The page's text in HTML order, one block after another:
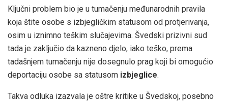
Ključni problem bio je u tumačenju međunarodnih pravila
koja štite osobe s izbjegličkim statusom od protjerivanja,
osim u iznimno teškim slučajevima. Švedski prizivni sud
tada je zaključio da kazneno djelo, iako teško, prema
tadašnjem tumačenju nije dosegnulo prag koji bi omogućio
deportaciju osobe sa statusom izbjeglice.
Takva odluka izazvala je oštre kritike u Švedskoj, posebno